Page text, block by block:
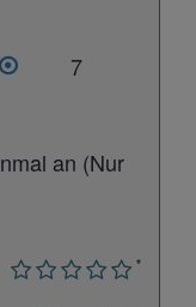
7
an (Nur
*